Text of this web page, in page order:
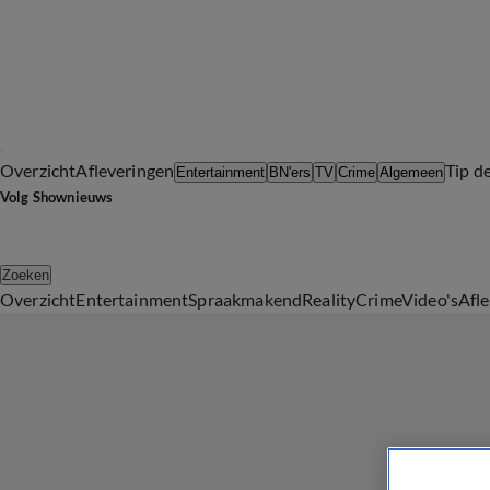
OverzichtAfleveringen Entertainment BN'ers TV Crime AlgemeenTip
Volg Shownieuws
Zoeken
OverzichtEntertainmentSpraakmakendRealityCrimeVideo's